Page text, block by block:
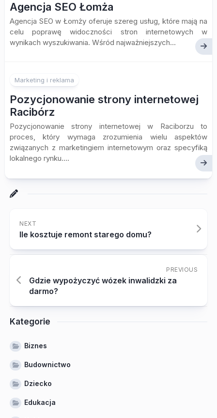
Agencja SEO Łomża
Agencja SEO w Łomży oferuje szereg usług, które mają na
celu poprawę widoczności stron internetowych w
wynikach wyszukiwania. Wśród najważniejszych...
Marketing i reklama
Pozycjonowanie strony internetowej
Racibórz
Pozycjonowanie strony internetowej w Raciborzu to
proces, który wymaga zrozumienia wielu aspektów
związanych z marketingiem internetowym oraz specyfiką
lokalnego rynku....
NEXT
Ile kosztuje remont starego domu?
PREVIOUS
Gdzie wypożyczyć wózek inwalidzki za
darmo?
Kategorie
Biznes
Budownictwo
Dziecko
Edukacja